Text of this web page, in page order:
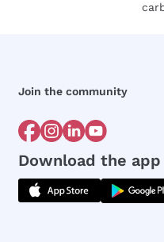
Join the community
Download the app